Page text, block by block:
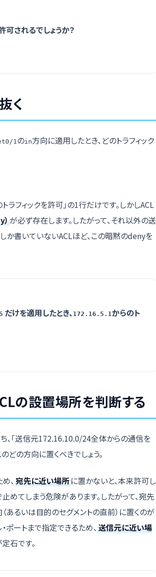
されるでしょうか？
く
1 のin方向に適用したとき、どのトラフィック
トラフィックを許可」の1行だけです。しかしACL
が必ず存在します。したがって、それ以外の送
か書いていないACLほど、この暗黙のdenyを
だけを適用したとき、 172.16.5.1 からのト
の設置場所を判断する
、「送信元172.16.10.0/24全体からの通信を
どの方向に置くべきでしょう。
、宛先に近い場所に置かないと、本来許可し
めてしまう危険があります。したがって、宛先
あるいは目的のセグメントの直前）に置くのが
ポートまで指定できるため、送信元に近い場
石です。